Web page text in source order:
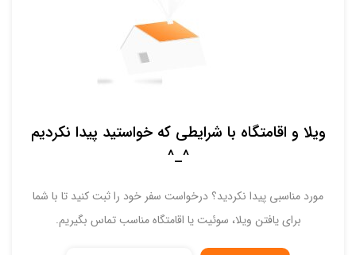
ویلا و اقامتگاه با شرایطی که خواستید پیدا نکردیم
^_^
مورد مناسبی پیدا نکردید؟ درخواست سفر خود را ثبت کنید تا با شما
برای یافتن ویلا، سوئیت یا اقامتگاه مناسب تماس بگیریم.